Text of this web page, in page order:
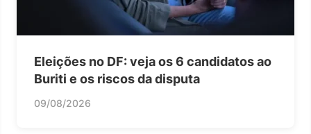
Eleições no DF: veja os 6 candidatos ao
Buriti e os riscos da disputa
09/08/2026